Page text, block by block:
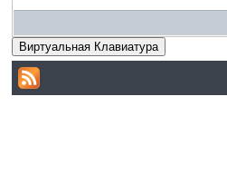
Виртуальная Клавиатура